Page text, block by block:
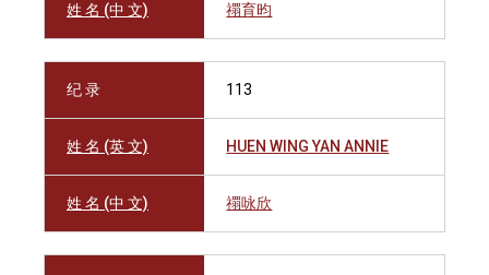
姓 名 (中 文) 禤育昀
纪 录 113
姓 名 (英 文) HUEN WING YAN ANNIE
姓 名 (中 文) 禤咏欣